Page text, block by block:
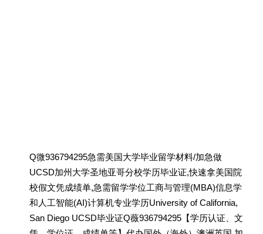
Q微936794295急需美国大学毕业留学材料/加急做
UCSD加州大学圣地亚哥分校学历毕业证,快速拿美国院
校假文凭成绩单,急需留学学位工商与管理(MBA)信息学
和人工智能(AI)计算机专业学历University of California,
San Diego UCSD毕业证Q薇936794295【学历认证、文